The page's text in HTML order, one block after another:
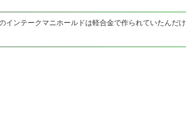
インテークマニホールドは軽合金で作られていたん